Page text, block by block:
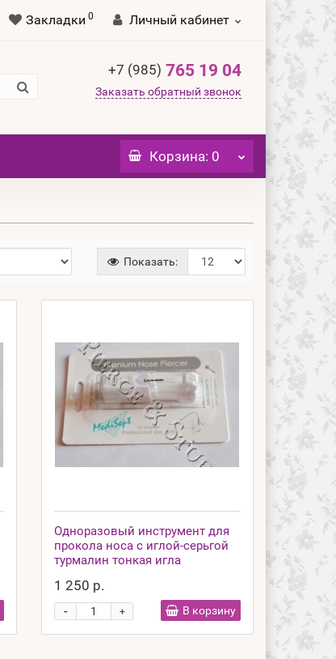
Закладки 0 Личный кабинет
+7 (985) 765 19 04
Заказать обратный звонок
Корзина: 0
Показать:
Одноразовый инструмент для
прокола носа с иглой-серьгой
турмалин тонкая игла
1 250 р.
+
- В корзину